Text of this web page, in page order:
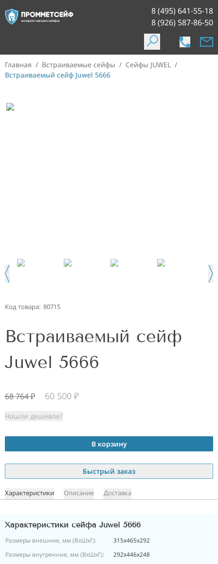
8 (495) 641-55-18
8 (926) 587-86-50
Главная / Встраиваемые сейфы / Сейфы JUWEL /
Встраиваемый сейф Juwel 5666
Код товара: 80715
Встраиваемый сейф
Juwel 5666
68 764₽ 60 500 ₽
Нашли дешевле?
В корзину
Быстрый заказ
Характеристики Описание Доставка
Характеристики сейфа Juwel 5666
Размеры внешние, мм (ВхШхГ):
315х465х292
Размеры внутренние, мм (ВхШхГ):
292х446х248